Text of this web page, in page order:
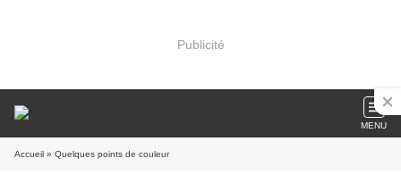
Publicité
MENU
Accueil » Quelques points de couleur